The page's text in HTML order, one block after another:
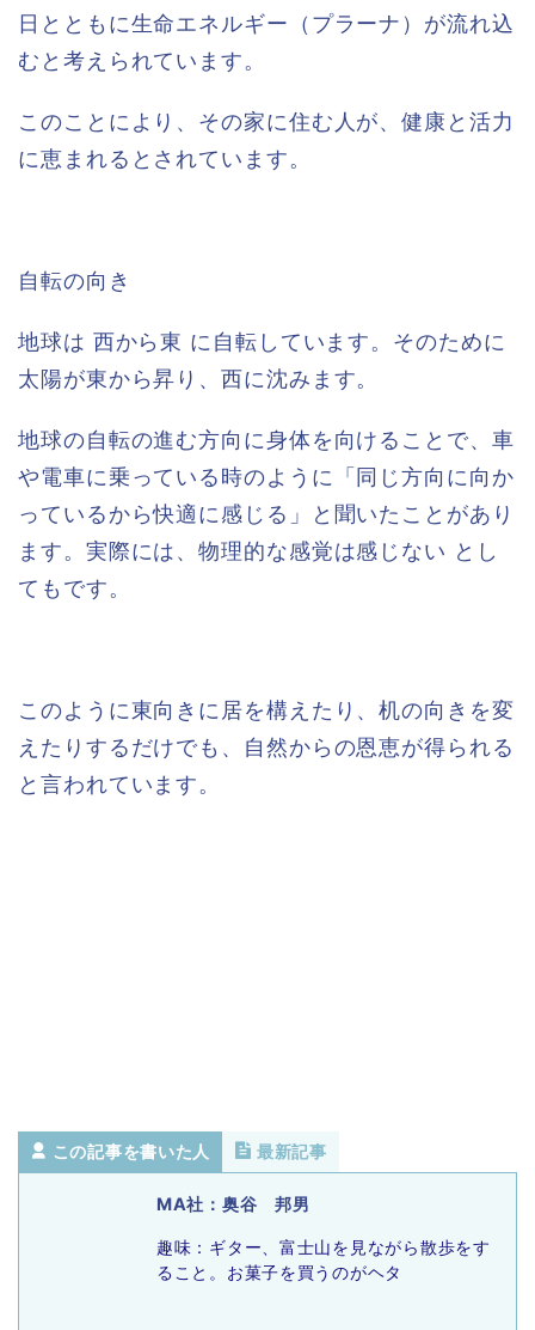
日とともに生命エネルギー（プラーナ）が流れ込
むと考えられています。
このことにより、その家に住む人が、健康と活力
に恵まれるとされています。
自転の向き
地球は 西から東 に自転しています。そのために
太陽が東から昇り、西に沈みます。
地球の自転の進む方向に身体を向けることで、車
や電車に乗っている時のように「同じ方向に向か
っているから快適に感じる」と聞いたことがあり
ます。実際には、物理的な感覚は感じない とし
てもです。
このように東向きに居を構えたり、机の向きを変
えたりするだけでも、自然からの恩恵が得られる
と言われています。
この記事を書いた人 最新記事
MA社：奥谷 邦男
趣味：ギター、富士山を見ながら散歩をす
ること。お菓子を買うのがヘタ